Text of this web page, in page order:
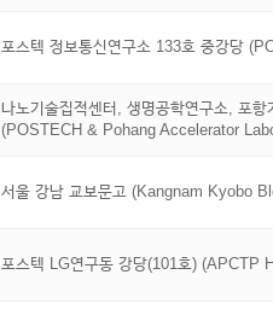
포스텍 정보통신연구소 133호 중강당
나노기술집적센터, 생명공학연구소, 포
(POSTECH & Pohang Accelerator
서울 강남 교보문고 (Kangnam Kyobo
포스텍 LG연구동 강당(101호) (APCTP